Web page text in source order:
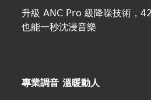
升級 ANC Pro 級降噪技術，
也能一秒沈浸音樂
專業調音 溫暖動人